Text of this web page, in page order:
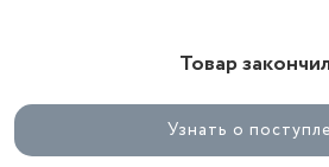
Товар
Узнать о